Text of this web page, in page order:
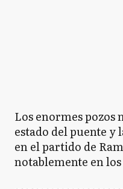
Los enormes pozos
estado del puente y
en el partido de
notablemente en